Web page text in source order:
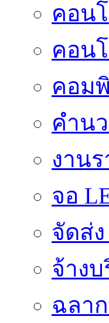
คอน
คอน
คอม
คำน
งาน
จอ
จัดส่
จ้าง
ฉลา